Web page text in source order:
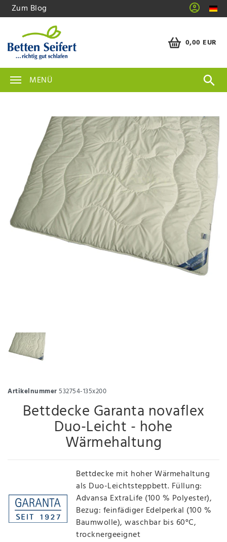
Zum Blog
0,00 EUR
MENÜ
Artikelnummer532754-135x200
Bettdecke Garanta novaflex
Duo-Leicht - hohe
Wärmehaltung
Bettdecke mit hoher Wärmehaltung
als Duo-Leichtsteppbett. Füllung:
Advansa ExtraLife (100 % Polyester),
Bezug: feinfädiger Edelperkal (100 %
Baumwolle), waschbar bis 60°C,
trocknergeeignet